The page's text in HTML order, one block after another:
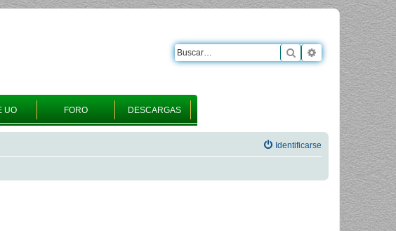
UO FORO DESCARGAS
Buscar Búsqueda
Identificarse